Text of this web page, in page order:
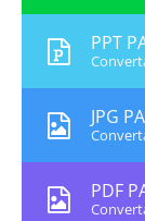
PPT
JPG
PDF